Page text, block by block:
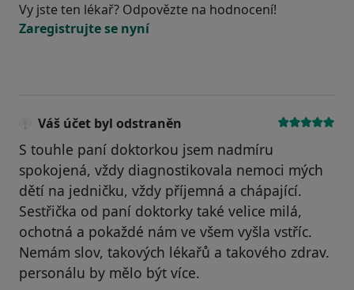
Vy jste ten lékař? Odpovězte na hodnocení!
Zaregistrujte se nyní
Váš účet byl odstraněn
S touhle paní doktorkou jsem nadmíru
spokojená, vždy diagnostikovala nemoci mých
dětí na jedničku, vždy příjemná a chápající.
Sestřička od paní doktorky také velice milá,
ochotná a pokaždé nám ve všem vyšla vstříc.
Nemám slov, takových lékařů a takového zdrav.
personálu by mělo být více.